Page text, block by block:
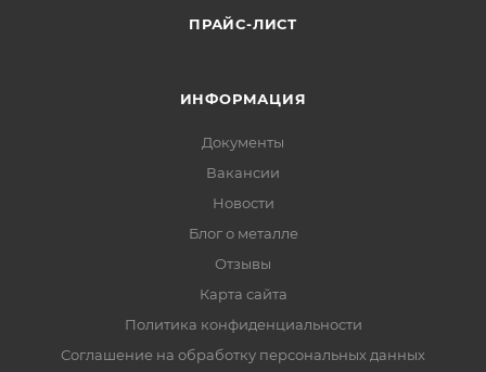
ПРАЙС-ЛИСТ
ИНФОРМАЦИЯ
Документы
Вакансии
Новости
Блог о металле
Отзывы
Карта сайта
Политика конфиденциальности
Соглашение на обработку персональных данных